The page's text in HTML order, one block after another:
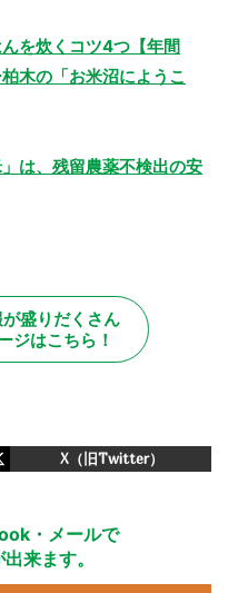
を炊くコツ4つ【年間
木の「お米沼にようこ
は、残留農薬不検出の安
盛りだくさん
ジはこちら！
X（旧Twitter）
・メールで
来ます。